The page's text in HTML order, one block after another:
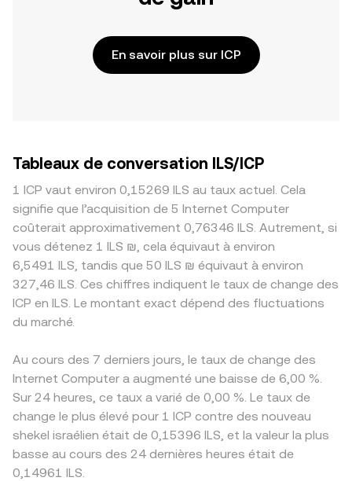
En savoir plus sur ICP
Tableaux de conversation ILS/ICP
1 ICP vaut environ 0,15269 ILS au taux actuel. Cela
signifie que l’acquisition de 5 Internet Computer
coûterait approximativement 0,76346 ILS. Autrement, si
vous détenez 1 ILS ₪, cela équivaut à environ
6,5491 ILS, tandis que 50 ILS ₪ équivaut à environ
327,46 ILS. Ces chiffres indiquent le taux de change des
ICP en ILS. Le montant exact dépend des fluctuations
du marché.
Au cours des 7 derniers jours, le taux de change des
Internet Computer a augmenté une baisse de 6,00 %.
Sur 24 heures, ce taux a varié de 0,00 %. Le taux de
change le plus élevé pour 1 ICP contre des nouveau
shekel israélien était de 0,15396 ILS, et la valeur la plus
basse au cours des 24 dernières heures était de
0,14961 ILS.